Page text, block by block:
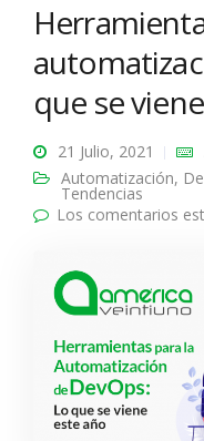
que se
21 Julio, 2021
Automatización,
Tendencias
Los comentarios